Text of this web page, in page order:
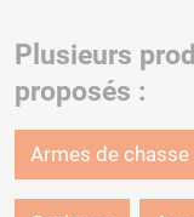
Plusieurs
proposés :
Armes de chasse